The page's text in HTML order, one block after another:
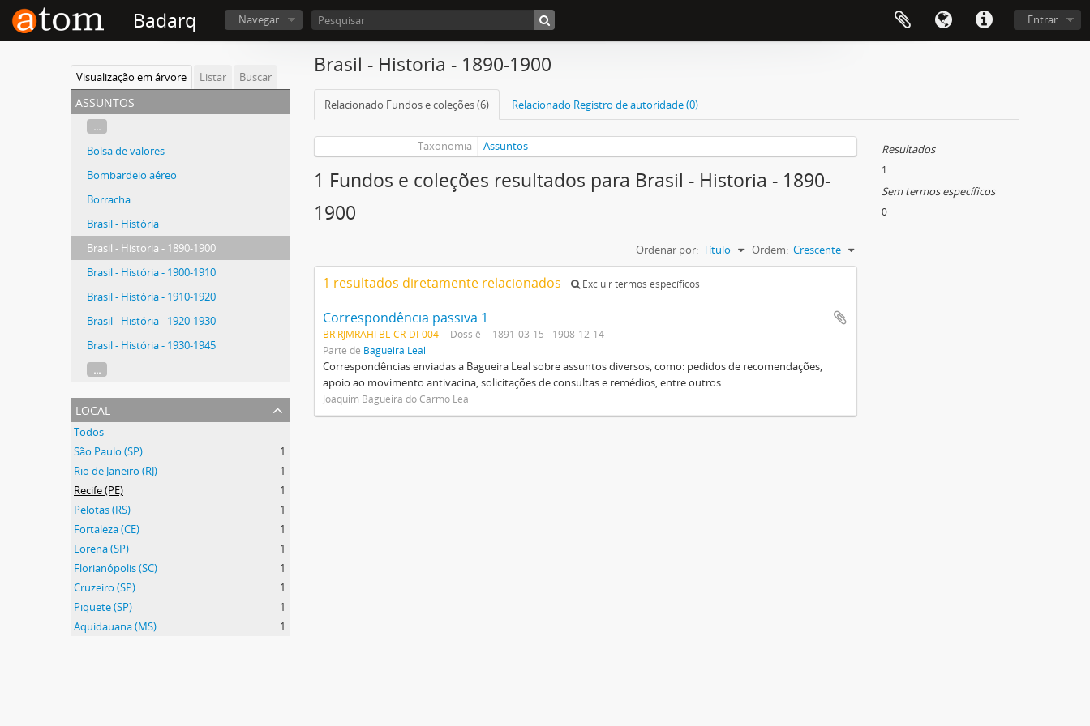
Badarq Navegar Entrar
Visualização em árvore Listar Buscar
assuntos
...
Bolsa de valores
Bombardeio aéreo
Borracha
Brasil - História
Brasil - Historia - 1890-1900
Brasil - História - 1900-1910
Brasil - História - 1910-1920
Brasil - História - 1920-1930
Brasil - História - 1930-1945
...
local
Todos
São Paulo (SP)
1
Rio de Janeiro (RJ)
1
Recife (PE)
1
Pelotas (RS)
1
Fortaleza (CE)
1
Lorena (SP)
1
Florianópolis (SC)
1
Cruzeiro (SP)
1
Piquete (SP)
1
Aquidauana (MS)
1
Brasil - Historia - 1890-1900
Relacionado Fundos e coleções (6) Relacionado Registro de autoridade (0)
Taxonomia Assuntos
1 Fundos e coleções resultados para Brasil - Historia - 1890-
1900
Ordenar por: Título Ordem: Crescente
1 resultados diretamente relacionados Excluir termos específicos
Correspondência passiva 1
BR RJMRAHI BL-CR-DI-004 Dossiê
1891-03-15 - 1908-12-14
Parte de Bagueira Leal
Correspondências enviadas a Bagueira Leal sobre assuntos diversos, como: pedidos de recomendações,
apoio ao movimento antivacina, solicitações de consultas e remédios, entre outros.
Joaquim Bagueira do Carmo Leal
Resultados
1
Sem termos específicos
0